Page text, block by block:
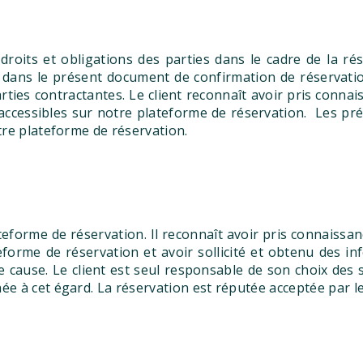
et obligations des parties dans le cadre de la
le présent document de confirmation de
contractantes. Le client reconnaît avoir pris
sur notre plateforme de réservation. Les
plateforme de réservation.
de réservation. Il reconnaît avoir pris
de réservation et avoir sollicité et obtenu des
Le client est seul responsable de son choix
à cet égard. La réservation est réputée acceptée par